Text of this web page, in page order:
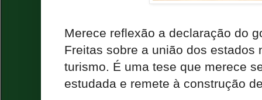
Merece reflexão a declaração do
Freitas sobre a união dos estados
turismo. É uma tese que merece
estudada e remete à construção